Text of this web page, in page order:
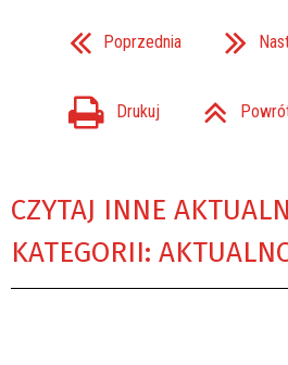
Poprzednia
Drukuj
CZYTAJ INNE
KATEGORII: